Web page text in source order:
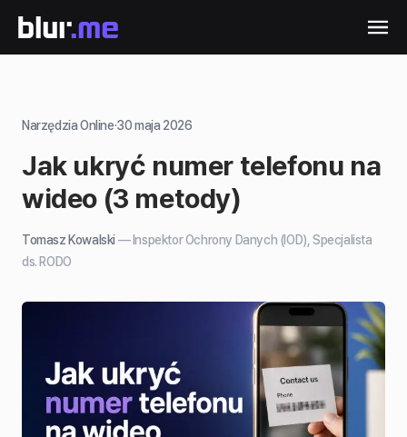
Narzędzia Online·30 maja 2026
Jak ukryć numer telefonu na
wideo (3 metody)
Tomasz Kowalski— Inspektor Ochrony Danych (IOD), Specjalista
ds. RODO